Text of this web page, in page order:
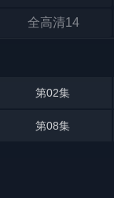
全高清14
第02集
第08集